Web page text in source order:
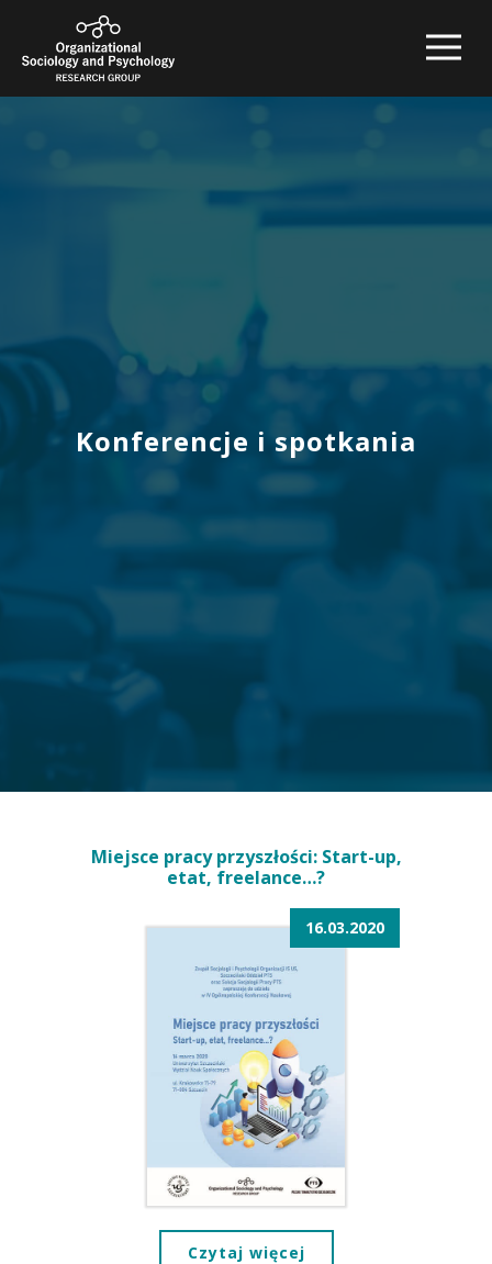
Konferencje i spotkania
Miejsce pracy przyszłości: Start-up,
etat, freelance…?
16.03.2020
Czytaj więcej